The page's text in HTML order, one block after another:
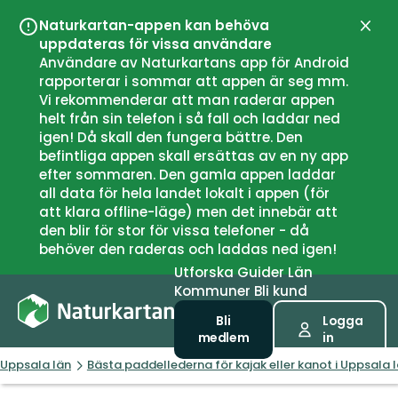
Naturkartan-appen kan behöva
uppdateras för vissa användare
Användare av Naturkartans app för Android
rapporterar i sommar att appen är seg mm.
Vi rekommenderar att man raderar appen
helt från sin telefon i så fall och laddar ned
igen! Då skall den fungera bättre. Den
befintliga appen skall ersättas av en ny app
efter sommaren. Den gamla appen laddar
all data för hela landet lokalt i appen (för
att klara offline-läge) men det innebär att
den blir för stor för vissa telefoner - då
behöver den raderas och laddas ned igen!
UtforskaGuiderLän
Kommuner Bli kund
Bli
medlem
Logga
in
Uppsala län Bästa paddellederna för kajak eller kanot i Uppsala